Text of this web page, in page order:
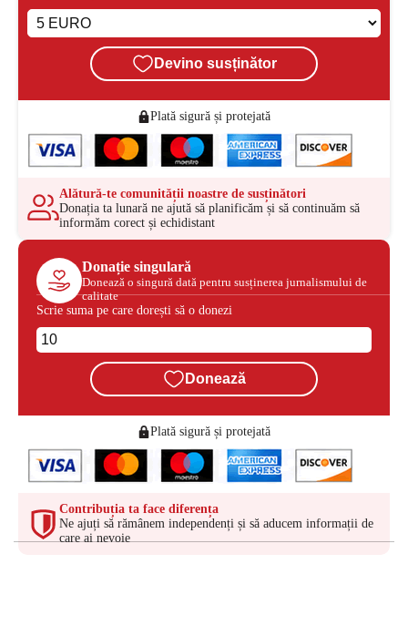
Devino susținător
Plată sigură și protejată
Alătură-te comunității noastre de susținători
Donația ta lunară ne ajută să planificăm și să continuăm să
informăm corect și echidistant
Donație singulară
Donează o singură dată pentru susținerea jurnalismului de
calitate
Scrie suma pe care dorești să o donezi
Donează
Plată sigură și protejată
Contribuția ta face diferența
Ne ajuți să rămânem independenți și să aducem informații de
care ai nevoie